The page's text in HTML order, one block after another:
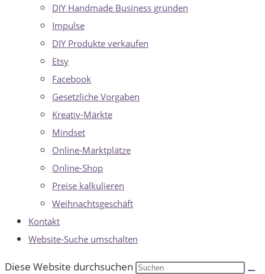
DIY Handmade Business gründen
Impulse
DIY Produkte verkaufen
Etsy
Facebook
Gesetzliche Vorgaben
Kreativ-Märkte
Mindset
Online-Marktplätze
Online-Shop
Preise kalkulieren
Weihnachtsgeschäft
Kontakt
Website-Suche umschalten
Diese Website durchsuchen